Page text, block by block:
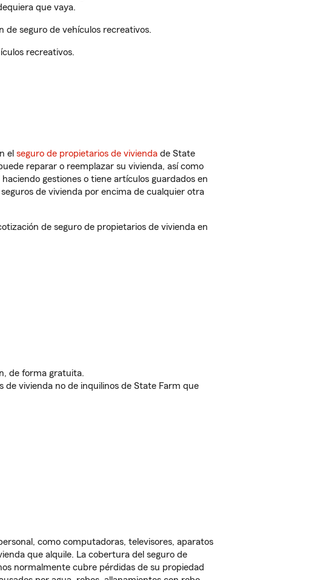
que vaya.
de seguro de vehículos recreativos.
recreativos.
el seguro de propietarios de vivienda de State
reparar o reemplazar su vivienda, así como
gestiones o tiene artículos guardados en
de vivienda por encima de cualquier otra
de seguro de propietarios de vivienda en
de forma gratuita.
de vivienda no de inquilinos de State Farm que
como computadoras, televisores, aparatos
que alquile. La cobertura del seguro de
normalmente cubre pérdidas de su propiedad